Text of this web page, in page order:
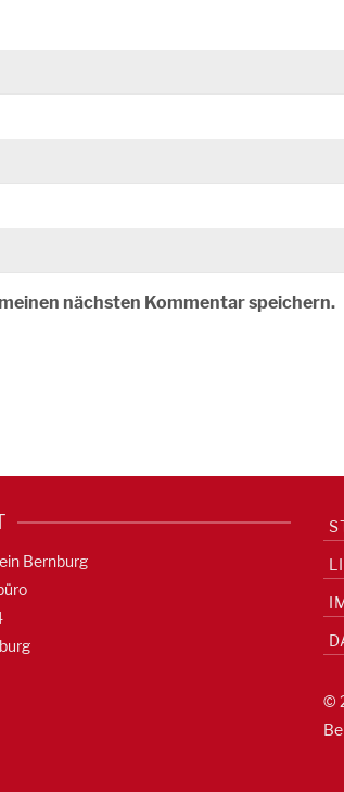
nächsten Kommentar speichern.
Bernburg
©